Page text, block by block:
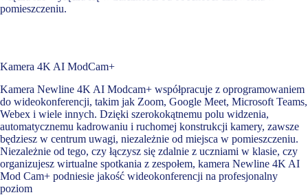
pomieszczeniu.
Kamera 4K AI ModCam+
Kamera Newline 4K AI Modcam+ współpracuje z oprogramowaniem
do wideokonferencji, takim jak Zoom, Google Meet, Microsoft Teams,
Webex i wiele innych. Dzięki szerokokątnemu polu widzenia,
automatycznemu kadrowaniu i ruchomej konstrukcji kamery, zawsze
będziesz w centrum uwagi, niezależnie od miejsca w pomieszczeniu.
Niezależnie od tego, czy łączysz się zdalnie z uczniami w klasie, czy
organizujesz wirtualne spotkania z zespołem, kamera Newline 4K AI
Mod Cam+ podniesie jakość wideokonferencji na profesjonalny
poziom